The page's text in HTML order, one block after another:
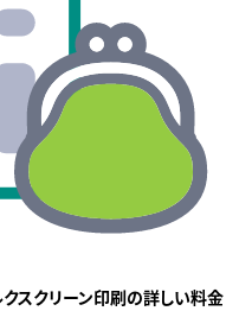
スクリーン印刷の詳しい料金